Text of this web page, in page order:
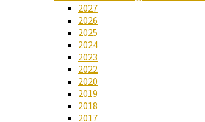
2027
2026
2025
2024
2023
2022
2020
2019
2018
2017